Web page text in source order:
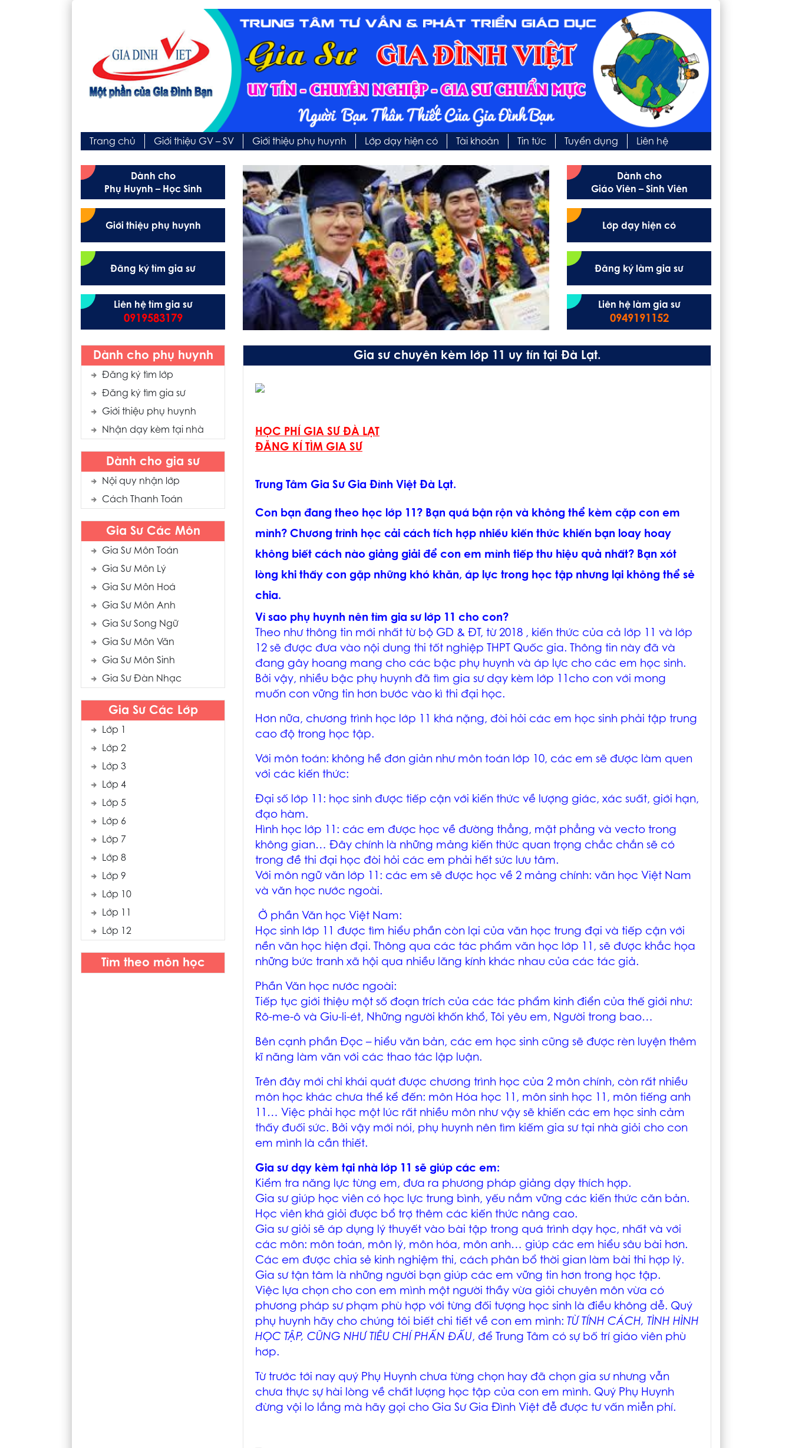
Trang chủ Giới thiệu GV – SV Giới thiệu phụ huynh Lớp dạy hiện có Tài khoản Tin tức Tuyển dụng Liên hệ
Dành cho
Phụ Huynh – Học Sinh
Giới thiệu phụ huynh
Đăng ký tìm gia sư
Liên hệ tìm gia sư
0919583179
Dành cho
Giáo Viên – Sinh Viên
Lớp dạy hiện có
Đăng ký làm gia sư
Liên hệ làm gia sư
0949191152
Dành cho phụ huynh
Đăng ký tìm lớp
Đăng ký tìm gia sư
Giới thiệu phụ huynh
Nhận dạy kèm tại nhà
Dành cho gia sư
Nội quy nhận lớp
Cách Thanh Toán
Gia Sư Các Môn
Gia Sư Môn Toán
Gia Sư Môn Lý
Gia Sư Môn Hoá
Gia Sư Môn Anh
Gia Sư Song Ngữ
Gia Sư Môn Văn
Gia Sư Môn Sinh
Gia Sư Đàn Nhạc
Gia Sư Các Lớp
Lớp 1
Lớp 2
Lớp 3
Lớp 4
Lớp 5
Lớp 6
Lớp 7
Lớp 8
Lớp 9
Lớp 10
Lớp 11
Lớp 12
Tìm theo môn học
Gia sư chuyên kèm lớp 11 uy tín tại Đà Lạt.
HỌC PHÍ GIA SƯ ĐÀ LẠT
ĐĂNG KÍ TÌM GIA SƯ
Trung Tâm Gia Sư Gia Đình Việt Đà Lạt.
Con bạn đang theo học lớp 11? Bạn quá bận rộn và không thể kèm cặp con em
mình? Chương trình học cải cách tích hợp nhiều kiến thức khiến bạn loay hoay
không biết cách nào giảng giải để con em mình tiếp thu hiệu quả nhất? Bạn xót
lòng khi thấy con gặp những khó khăn, áp lực trong học tập nhưng lại không thể sẻ
chia.
Vì sao phụ huynh nên tìm gia sư lớp 11 cho con?
Theo như thông tin mới nhất từ bộ GD & ĐT, từ 2018 , kiến thức của cả lớp 11 và lớp
12 sẽ được đưa vào nội dung thi tốt nghiệp THPT Quốc gia. Thông tin này đã và
đang gây hoang mang cho các bậc phụ huynh và áp lực cho các em học sinh.
Bởi vậy, nhiều bậc phụ huynh đã tìm gia sư dạy kèm lớp 11cho con với mong
muốn con vững tin hơn bước vào kì thi đại học.
Hơn nữa, chương trình học lớp 11 khá nặng, đòi hỏi các em học sinh phải tập trung
cao độ trong học tập.
Với môn toán: không hề đơn giản như môn toán lớp 10, các em sẽ được làm quen
với các kiến thức:
Đại số lớp 11: học sinh được tiếp cận với kiến thức về lượng giác, xác suất, giới hạn,
đạo hàm.
Hình học lớp 11: các em được học về đường thẳng, mặt phẳng và vecto trong
không gian… Đây chính là những mảng kiến thức quan trọng chắc chắn sẽ có
trong đề thi đại học đòi hỏi các em phải hết sức lưu tâm.
Với môn ngữ văn lớp 11: các em sẽ được học về 2 mảng chính: văn học Việt Nam
và văn học nước ngoài.
Ở phần Văn học Việt Nam:
Học sinh lớp 11 được tìm hiểu phần còn lại của văn học trung đại và tiếp cận với
nền văn học hiện đại. Thông qua các tác phẩm văn học lớp 11, sẽ được khắc họa
những bức tranh xã hội qua nhiều lăng kính khác nhau của các tác giả.
Phần Văn học nước ngoài:
Tiếp tục giới thiệu một số đoạn trích của các tác phẩm kinh điển của thế giới như:
Rô-me-ô và Giu-li-ét, Những người khốn khổ, Tôi yêu em, Người trong bao…
Bên cạnh phần Đọc – hiểu văn bản, các em học sinh cũng sẽ được rèn luyện thêm
kĩ năng làm văn với các thao tác lập luận.
Trên đây mới chỉ khái quát được chương trình học của 2 môn chính, còn rất nhiều
môn học khác chưa thể kể đến: môn Hóa học 11, môn sinh học 11, môn tiếng anh
11… Việc phải học một lúc rất nhiều môn như vậy sẽ khiến các em học sinh cảm
thấy đuối sức. Bởi vậy mới nói, phụ huynh nên tìm kiếm gia sư tại nhà giỏi cho con
em mình là cần thiết.
Gia sư dạy kèm tại nhà lớp 11 sẽ giúp các em:
Kiểm tra năng lực từng em, đưa ra phương pháp giảng dạy thích hợp.
Gia sư giúp học viên có học lực trung bình, yếu nắm vững các kiến thức căn bản.
Học viên khá giỏi được bổ trợ thêm các kiến thức nâng cao.
Gia sư giỏi sẽ áp dụng lý thuyết vào bài tập trong quá trình dạy học, nhất và với
các môn: môn toán, môn lý, môn hóa, môn anh… giúp các em hiểu sâu bài hơn.
Các em được chia sẻ kinh nghiệm thi, cách phân bổ thời gian làm bài thi hợp lý.
Gia sư tận tâm là những người bạn giúp các em vững tin hơn trong học tập.
Việc lựa chọn cho con em mình một người thầy vừa giỏi chuyên môn vừa có
phương pháp sư phạm phù hợp với từng đối tượng học sinh là điều không dễ. Quý
phụ huynh hãy cho chúng tôi biết chi tiết về con em mình: TỪ TÍNH CÁCH, TÌNH HÌNH
HỌC TẬP, CŨNG NHƯ TIÊU CHÍ PHẤN ĐẤU, để Trung Tâm có sự bố trí giáo viên phù
hơp.
Từ trước tới nay quý Phụ Huynh chưa từng chọn hay đã chọn gia sư nhưng vẫn
chưa thực sự hài lòng về chất lượng học tập của con em mình. Quý Phụ Huynh
đừng vội lo lắng mà hãy gọi cho Gia Sư Gia Đình Việt đễ được tư vấn miễn phí.